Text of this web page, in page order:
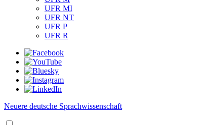
UFR MI
UFR NT
UFR P
UFR R
Neuere deutsche Sprachwissenschaft